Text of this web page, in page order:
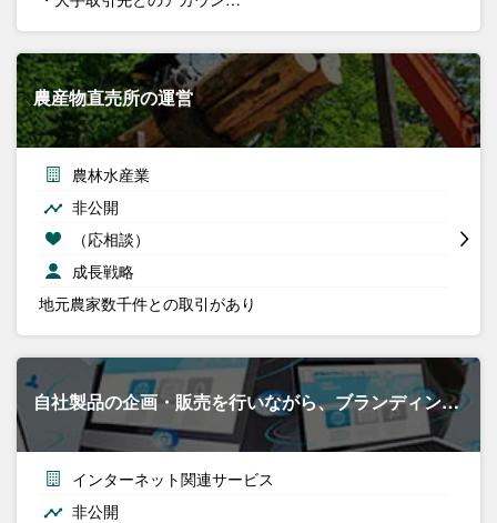
農産物直売所の運営
農林水産業
非公開
（応相談）
成長戦略
地元農家数千件との取引があり
自社製品の企画・販売を行いながら、ブランディン…
インターネット関連サービス
非公開